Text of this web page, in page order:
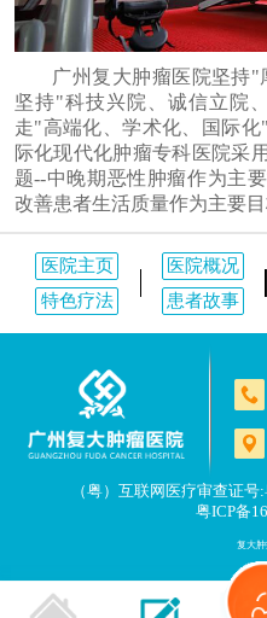
广州复大肿瘤医院坚持"
坚持"科技兴院、诚信立院
走"高端化、学术化、国际
际化现代化肿瘤专科医院采
题--中晚期恶性肿瘤作为主
改善患者生活质量作为主要目
医院主页 医院概况
特色疗法
患者故事
（粤）互联网医疗审查证
粤ICP备
复大